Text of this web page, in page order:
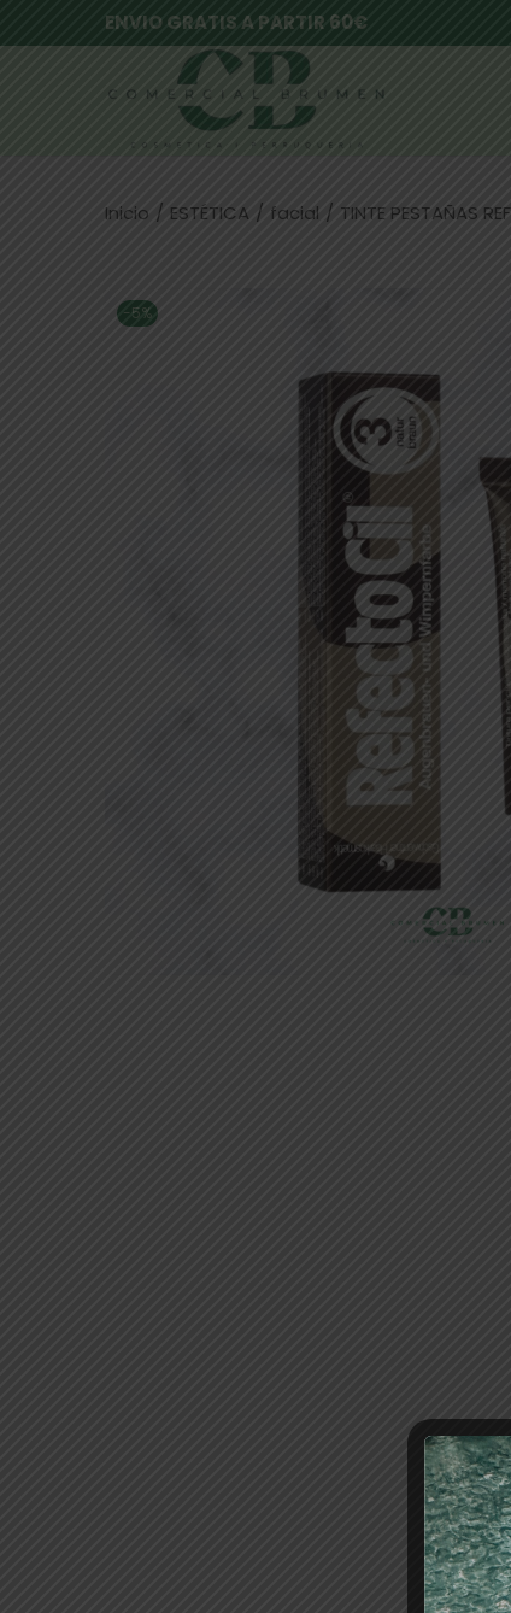
ENVIO GRATIS A PARTIR 60€
Inicio / ESTÉTICA / facial / TINTE PESTAÑAS
-5%